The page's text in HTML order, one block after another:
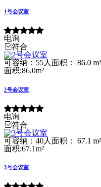
1号会议室
电询
符合
可容纳：55人 面积： 86.0 m²
面积:86.0m²
2号会议室
电询
符合
可容纳：40人 面积： 67.1 m²
面积:67.1m²
3号会议室